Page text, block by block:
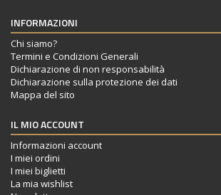
INFORMAZIONI
Chi siamo?
Termini e Condizioni Generali
Dichiarazione di non responsabilità
Dichiarazione sulla protezione dei dati
Mappa del sito
IL MIO ACCOUNT
Informazioni account
I miei ordini
I miei biglietti
La mia wishlist